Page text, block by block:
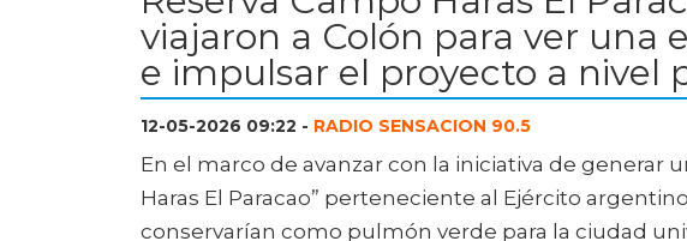
viajaron a Colón para ver una
e impulsar el proyecto a nivel
12-05-2026 09:22 - RADIO SENSACION 90.5
En el marco de avanzar con la iniciativa de generar
Haras El Paracao” perteneciente al Ejército
conservarían como pulmón verde para la ciudad